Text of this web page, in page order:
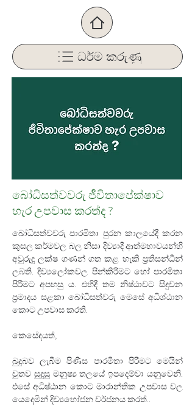
ධර්ම කරුණු
බෝධිසත්වවරු ජීවිතාපේක්ෂාව
හැර උපවාස කරත්ද ?
බෝධිසත්වවරු පාරමිතා පුරන කාලයේදී කරන
කුසල කර්මවල බල නිසා දිව්‍යාදී ආත්මභාවයන්හි
අවුරුදු ලක්ෂ ගණන් ගත කළ හැකි ප්‍රතිසන්ධීන්
ලබති. දිව්‍යලෝකවල පින්කිරීමට හෝ පාරමිතා
පිරීමට අපහසු ය. එහිදී තම නිෂ්ඨාවට සිදුවන
ප්‍රමාදය සළකා බෝධිසත්වරු මෙසේ අධිශ්ඨාන
කොට උපවාස කරති.
කෙසේදයත්,
බුදුබව ලැබීම පිණිස පාරමිතා පිරීමට මෙයින්
චුතව සුදුසු මනුෂ්‍ය තලයේ ඉපදෙම්වා යනුවෙනි.
එසේ අධිෂ්ඨාන කොට මාරාන්තික උපවාස වල
යෙදෙමින් දිව්‍යභෝජන වර්ජනය කරත්..